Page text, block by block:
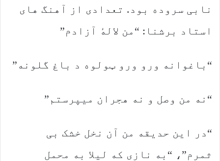
نابی سروده بود. تعدادی از آهنگ های
استاد برشنا: “من لالهٔ آزادم”
“باغوانه ورو ورو ټولوه د باغ گلونه”
“نه من وصل و نه هجران میپرستم”
“در این حدیقه من آن نخل خشک بی
ثمرم”، “به نازی که لیلا به محمل